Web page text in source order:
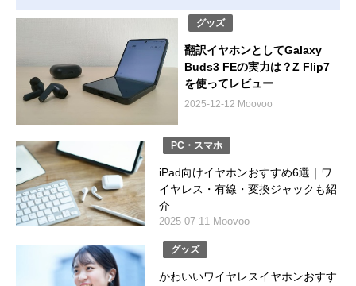
グッズ
翻訳イヤホンとしてGalaxy
Buds3 FEの実力は？Z Flip7
を使ってレビュー
2025-12-12 Moovoo
PC・スマホ
iPad向けイヤホンおすすめ6選｜ワ
イヤレス・有線・変換ジャックも紹
介
2025-07-11 Moovoo
グッズ
かわいいワイヤレスイヤホンおすす